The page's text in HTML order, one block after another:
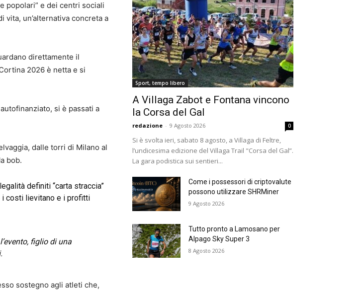
popolari” e dei centri sociali
vita, un’alternativa concreta a
direttamente il
2026 è netta e si
si è passati a
dalle torri di Milano al
bob.
definiti “carta straccia”
i costi lievitano e i profitti
figlio di una
sostegno agli atleti che,
Sport, tempo libero
A Villaga Zabot e Fontana vincono
la Corsa del Gal
redazione - 9 Agosto 2026 0
Si è svolta ieri, sabato 8 agosto, a Villaga di Feltre,
l’undicesima edizione del Villaga Trail "Corsa del Gal”.
La gara podistica sui sentieri...
Come i possessori di criptovalute
possono utilizzare SHRMiner
9 Agosto 2026
Tutto pronto a Lamosano per
Alpago Sky Super 3
8 Agosto 2026